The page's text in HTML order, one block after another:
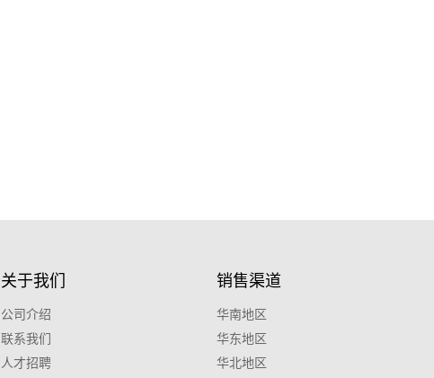
销售渠道
华南地区
华东地区
华北地区
关于我们
公司介绍
联系我们
人才招聘